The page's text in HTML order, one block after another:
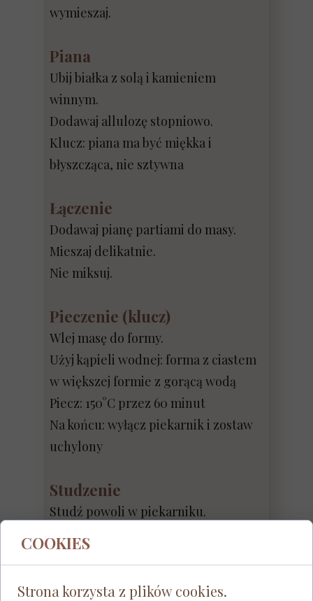
wymieszaj.
Piana
Ubij białka z solą i kamieniem
winnym.
Dodawaj allulozę stopniowo.
Klucz: piana ma być miękka i
błyszcząca, nie sztywna
Łączenie
Dodawaj pianę partiami do masy.
Mieszaj delikatnie.
Nie miksuj.
Pieczenie (klucz)
Wlej masę do formy.
Użyj kąpieli wodnej: forma z ciastem
w większej formie z gorącą wodą
Piecz: 150°C przez 60 minut
Na końcu: wyłącz piekarnik i zostaw
uchylony
Studzenie
Studź powoli w piekarniku.
opadanie.
COOKIES
Strona korzysta z plików cookies.